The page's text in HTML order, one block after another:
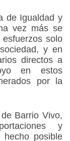
de Igualdad y
vez más se
solo
y en
directos a
en estos
por la
Barrio Vivo,
y
posible